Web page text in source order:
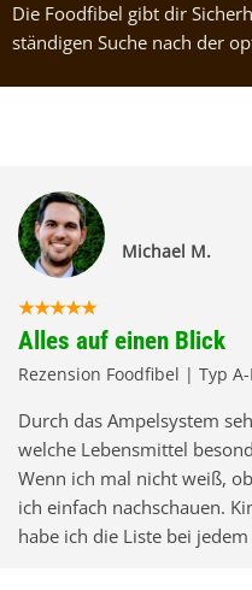
Die Foodfibel gibt dir
ständigen Suche nach der
Michael M.
Alles auf einen Blick
Rezension Foodfibel | Typ
Durch das Ampelsystem
welche Lebensmittel
Wenn ich mal nicht weiß,
ich einfach nachschauen.
habe ich die Liste bei